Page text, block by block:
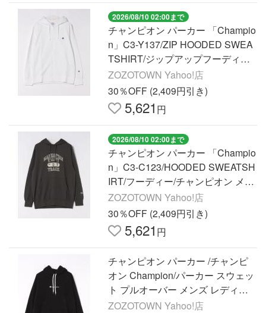
2026/08/10 02:00まで
チャンピオン パーカー 「Champio
n」C3-Y137/ZIP HOODED SWEA
TSHIRT/ジップアップフーディー/
チャンピオン メンズ レディース
ZOZOTOWN Yahoo!店
30％OFF (2,409円引き)
5,621 円
2026/08/10 02:00まで
チャンピオン パーカー 「Champio
n」C3-C123/HOODED SWEATSH
IRT/フーディー/チャンピオン メン
ズ レディース
ZOZOTOWN Yahoo!店
30％OFF (2,409円引き)
5,621 円
チャンピオン パーカー /チャンピ
オン Champion/パーカー スウェッ
ト プルオーバー メンズ レディー
ス
ZOZOTOWN Yahoo!店